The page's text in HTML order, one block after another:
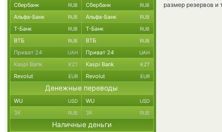
размер резервов и
Сбербанк RUB Сбербанк RUB
Альфа-Банк RUB Альфа-Банк RUB
Т-Банк RUB Т-Банк RUB
ВТБ RUB ВТБ RUB
Приват 24 UAH Приват 24 UAH
Kaspi Bank KZT Kaspi Bank KZT
Revolut EUR Revolut EUR
Денежные переводы
WU USD WU USD
ЗК RUB ЗК RUB
Наличные деньги